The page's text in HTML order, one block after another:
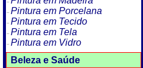
Pintura em Porcelana
Pintura em Tecido
Pintura em Tela
Pintura em Vidro
Beleza e Saúde